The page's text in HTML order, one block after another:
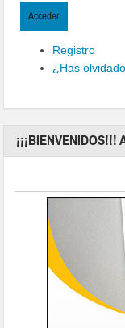
Acceder
Registro
¿Has